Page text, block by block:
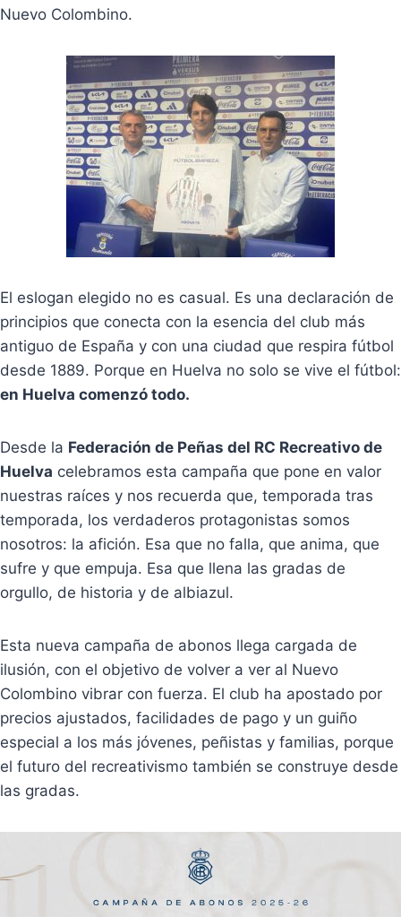
Nuevo Colombino.
El eslogan elegido no es casual. Es una declaración de
principios que conecta con la esencia del club más
antiguo de España y con una ciudad que respira fútbol
desde 1889. Porque en Huelva no solo se vive el fútbol:
en Huelva comenzó todo.
Desde la Federación de Peñas del RC Recreativo de
Huelva celebramos esta campaña que pone en valor
nuestras raíces y nos recuerda que, temporada tras
temporada, los verdaderos protagonistas somos
nosotros: la afición. Esa que no falla, que anima, que
sufre y que empuja. Esa que llena las gradas de
orgullo, de historia y de albiazul.
Esta nueva campaña de abonos llega cargada de
ilusión, con el objetivo de volver a ver al Nuevo
Colombino vibrar con fuerza. El club ha apostado por
precios ajustados, facilidades de pago y un guiño
especial a los más jóvenes, peñistas y familias, porque
el futuro del recreativismo también se construye desde
las gradas.